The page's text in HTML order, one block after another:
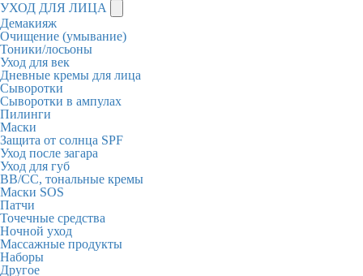
УХОД ДЛЯ ЛИЦА
Демакияж
Очищение (умывание)
Тоники/лосьоны
Уход для век
Дневные кремы для лица
Сыворотки
Сыворотки в ампулах
Пилинги
Маски
Защита от солнца SPF
Уход после загара
Уход для губ
BB/CC, тональные кремы
Маски SOS
Патчи
Точечные средства
Ночной уход
Массажные продукты
Наборы
Другое